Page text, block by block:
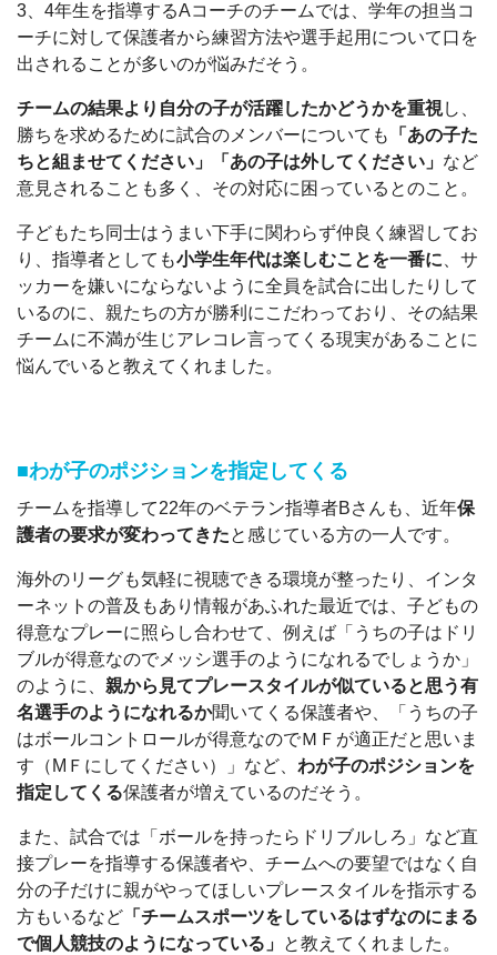
3、4年生を指導するAコーチのチームでは、学年の担当コ
ーチに対して保護者から練習方法や選手起用について口を
出されることが多いのが悩みだそう。
チームの結果より自分の子が活躍したかどうかを重視し、
勝ちを求めるために試合のメンバーについても
「あの子た
ちと組ませてください」「あの子は外してください」 など
意見されることも多く、その対応に困っているとのこと。
子どもたち同士はうまい下手に関わらず仲良く練習してお
り、指導者としても小学生年代は楽しむことを一番に、サ
ッカーを嫌いにならないように全員を試合に出したりして
いるのに、親たちの方が勝利にこだわっており、その結果
チームに不満が生じアレコレ言ってくる現実があることに
悩んでいると教えてくれました。
■わが子のポジションを指定してくる
チームを指導して22年のベテラン指導者Bさんも、近年保
護者の要求が変わってきたと感じている方の一人です。
海外のリーグも気軽に視聴できる環境が整ったり、インタ
ーネットの普及もあり情報があふれた最近では、子どもの
得意なプレーに照らし合わせて、例えば「うちの子はドリ
ブルが得意なのでメッシ選手のようになれるでしょうか」
のように、 親から見てプレースタイルが似ていると思う有
名選手のようになれるか聞いてくる保護者や、「うちの子
はボールコントロールが得意なのでＭＦが適正だと思いま
す（MＦにしてください）」など、 わが子のポジションを
指定してくる保護者が増えているのだそう。
また、試合では「ボールを持ったらドリブルしろ」など直
接プレーを指導する保護者や、チームへの要望ではなく自
分の子だけに親がやってほしいプレースタイルを指示する
方もいるなど 「チームスポーツをしているはずなのにまる
で個人競技のようになっている」 と教えてくれました。